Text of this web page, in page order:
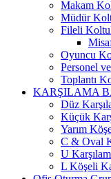
Makam
Müdür
Fileli
Oyuncu
Personel
Toplantı
KARŞILAMA
Düz
Küçük
Yarım
C & Oval
U
L Köşeli